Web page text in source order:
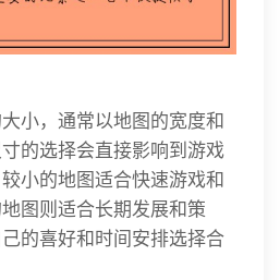
小，通常以地图的宽度和
的选择会直接影响到游戏
小的地图适合快速游戏和
图则适合长期发展和策
的喜好和时间安排选择合